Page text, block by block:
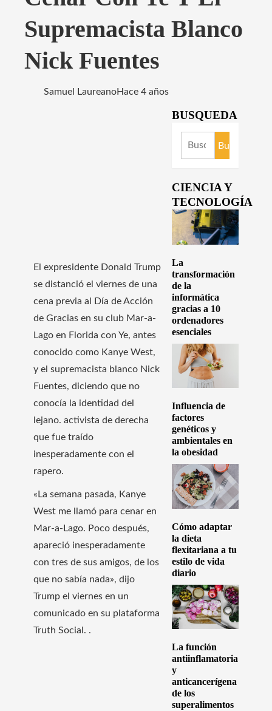
Supremacista Blanco
Nick Fuentes
Samuel LaureanoHace 4 años
El expresidente Donald Trump
se distanció el viernes de una
cena previa al Día de Acción
de Gracias en su club Mar-a-
Lago en Florida con Ye, antes
conocido como Kanye West,
y el supremacista blanco Nick
Fuentes, diciendo que no
conocía la identidad del
lejano. activista de derecha
que fue traído
inesperadamente con el
rapero.
«La semana pasada, Kanye
West me llamó para cenar en
Mar-a-Lago. Poco después,
apareció inesperadamente
con tres de sus amigos, de los
que no sabía nada», dijo
Trump el viernes en un
comunicado en su plataforma
Truth Social. .
BUSQUEDA
Buscar:
CIENCIA Y
TECNOLOGÍA
La
transformación
de la
informática
gracias a 10
ordenadores
esenciales
Influencia de
factores
genéticos y
ambientales en
la obesidad
Cómo adaptar
la dieta
flexitariana a tu
estilo de vida
diario
La función
antiinflamatoria
y
anticancerígena
de los
superalimentos